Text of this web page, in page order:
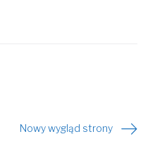
Nowy wygląd strony